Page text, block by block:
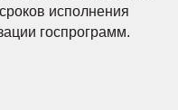
исполнения
госпрограмм.